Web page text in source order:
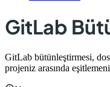
GitLab
GitLab bütünleştirmesi,
projeniz arasında